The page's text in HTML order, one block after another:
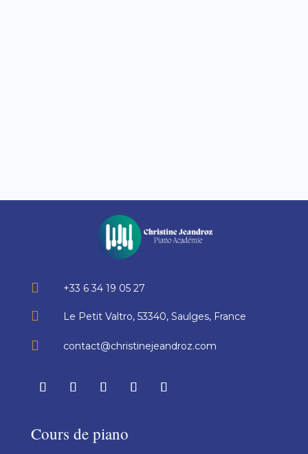
 +33 6 34 19 05 27
 Le Petit Valtro, 53340, Saulges, France
 contact@christinejeandroz.com
Cours de piano